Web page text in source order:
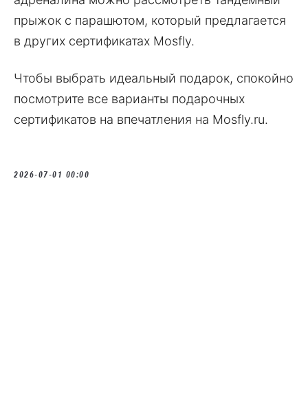
прыжок с парашютом, который предлагается
в других сертификатах Mosfly.
Чтобы выбрать идеальный подарок, спокойно
посмотрите все варианты подарочных
сертификатов на впечатления на Mosfly.ru.
2026-07-01 00:00